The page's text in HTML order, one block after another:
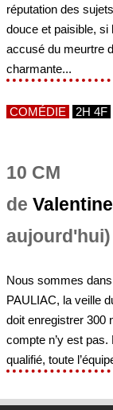
réputation des
douce et paisible, si
accusé du meurtre
charmante...
COMÉDIE 2H 4F
10 CM
de
aujourd'hui)
Nous sommes
PAULIAC, la veille
doit enregistrer 300
compte n’y est
qualifié, toute